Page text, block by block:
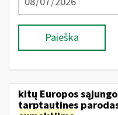
Paieška
kitų Europos
tarptautines